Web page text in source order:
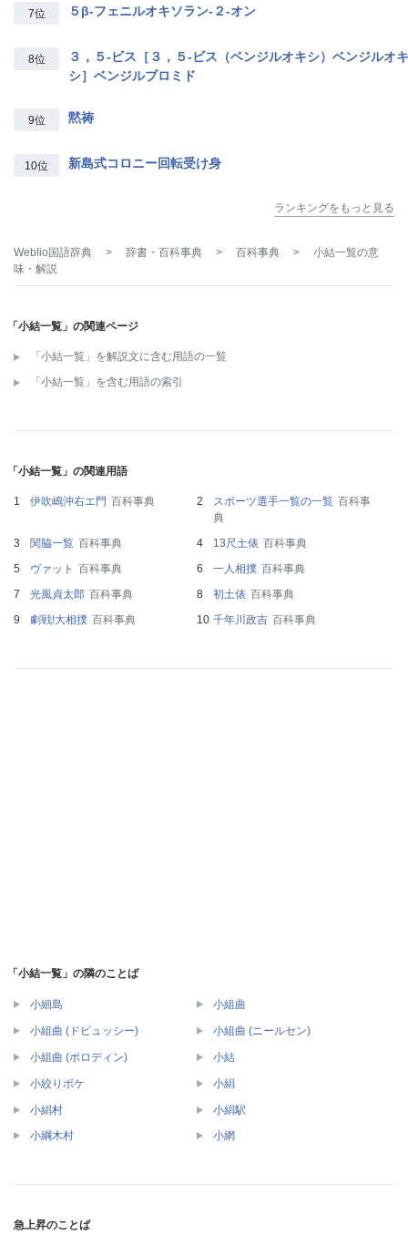
7位 ５β‐フェニルオキソラン‐２‐オン
8位
３，５‐ビス［３，５‐ビス（ベンジルオキシ）ベンジルオキ
シ］ベンジルブロミド
9位 黙祷
10位 新島式コロニー回転受け身
ランキングをもっと見る
Weblio国語辞典 > 辞書・百科事典 > 百科事典 > 小結一覧の意
味・解説
「小結一覧」の関連ページ
「小結一覧」を解説文に含む用語の一覧
「小結一覧」を含む用語の索引
「小結一覧」の関連用語
伊吹嶋沖右エ門 百科事典 スポーツ選手一覧の一覧 百科事
典
関脇一覧 百科事典 13尺土俵 百科事典
ヴァット 百科事典 一人相撲 百科事典
光風貞太郎 百科事典 初土俵 百科事典
劇戦!大相撲 百科事典 千年川政吉 百科事典
「小結一覧」の隣のことば
小細島 小組曲
小組曲 (ドビュッシー) 小組曲 (ニールセン)
小組曲 (ボロディン) 小結
小絞りボケ 小絹
小絹村 小絹駅
小綱木村 小網
急上昇のことば